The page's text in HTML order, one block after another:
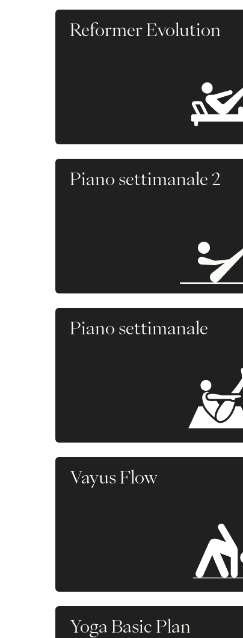
Reformer Evolution
Piano settimanale 2
Piano settimanale
Vayus Flow
Yoga Basic Plan